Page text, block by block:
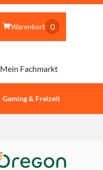
Warenkorb 0
Gaming & Freizeit
Mein Fachmarkt